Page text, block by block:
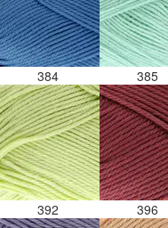
384 385
392 396